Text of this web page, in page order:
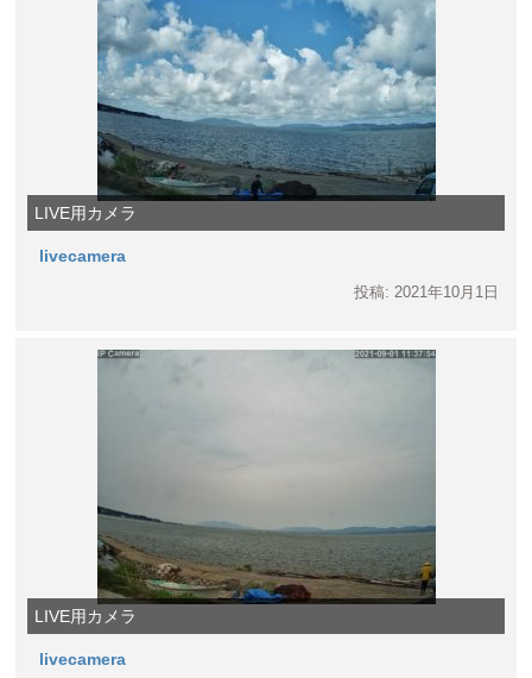
LIVE用カメラ
livecamera
投稿: 2021年10月1日
LIVE用カメラ
livecamera